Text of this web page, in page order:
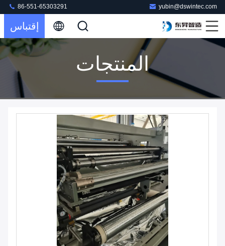
yubin@dswintec.com
86-551-65303291
إقتباس
المنتجات